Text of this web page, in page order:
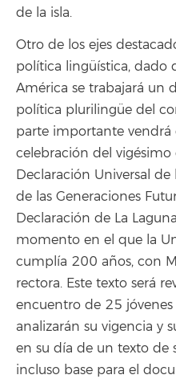
de la isla.
Otro de los ejes
política lingüística, dado
América se trabajará un
política plurilingüe del
parte importante vendrá
celebración del
Declaración Universal
de las Generaciones
Declaración de La
momento en el que la
cumplía 200 años, con
rectora. Este texto será
encuentro de 25 jóvenes
analizarán su vigencia y
en su día de un texto de
incluso base para el